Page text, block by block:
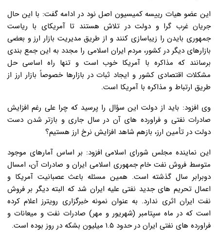
این عضو هیات رییسه کمیسیون اصل نود در ادامه گفت: با این حال
جریان غرب گرا و دولت در تلاش هستند تا آمریکای با ریاست
جمهوری بایدن را زیباسازی کنند و از طریق مدیریت بازار ارز و بعضی
بازارهای دیگر در کشور، مردم ایران اسلامی را مجدد به این جمع بندی
برسانند که مذاکره با آمریکا خوب است و تنها راه اساسی حل
مشکلات اقتصادی کشور و ایجاد ثبات در بازارها خصوصاً بازار ارز از
طریق ارتباط و مذاکره با آمریکا است.
وی افزود: باید از دولت این سؤال را پرسید که چرا علی رغم افزایش
صادرات نفتی و فراورده های آن در سال جاری و بازتر شدن دست
دولت در تأمین ارز، بازهم شاهد افزایش نرخ ارز هستیم؟
این نماینده مجلس شورای اسلامی افزود: بر اساس آمارهای موجود
متوسط فروش نفت خام جمهوری اسلامی ایران و صادرات آن، امسال
دوبرابر سال گذشته است. همین مسئله باعث عصبانیت آمریکا و
اعمال تحریم های جدید نفتی علیه ایران شد که البته دیگر بر فروش
نفت ایران اثری ندارد. به عنوان نمونه خبرگزاری رویترز اعلام کرده
است که در ماه سپتامبر (شهریور و مهر) صادرات نفت و میعانات و
فراورده های نفتی ایران در حدود ۱.۵ میلیون بشکه در روز بوده است.